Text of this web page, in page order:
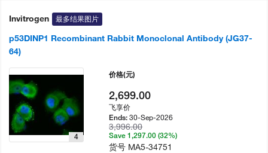
Invitrogen 最多结果图片
p53DINP1 Recombinant Rabbit Monoclonal Antibody (JG37-
64)
4
价格(元)
2,699.00
飞享价
Ends:30-Sep-2026
3,996.00
Save 1,297.00 (32%)
货号 MA5-34751